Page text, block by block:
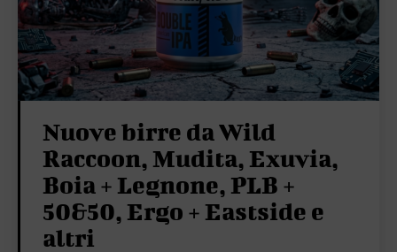
Nuove birre da Wild
Raccoon, Mudita, Exuvia,
Boia + Legnone, PLB +
50&50, Ergo + Eastside e
altri